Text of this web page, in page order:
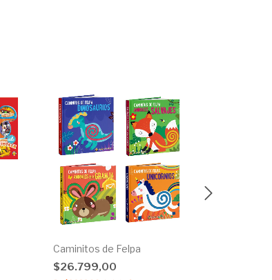
Caminitos de Felpa
$26.799,00